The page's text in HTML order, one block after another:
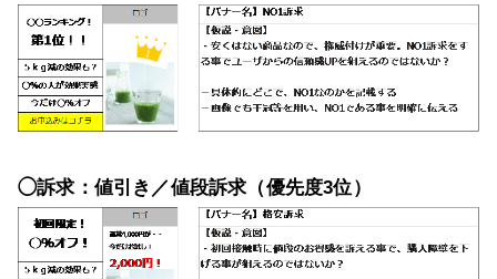
◯訴求：値引き／値段訴求（優先度3位）